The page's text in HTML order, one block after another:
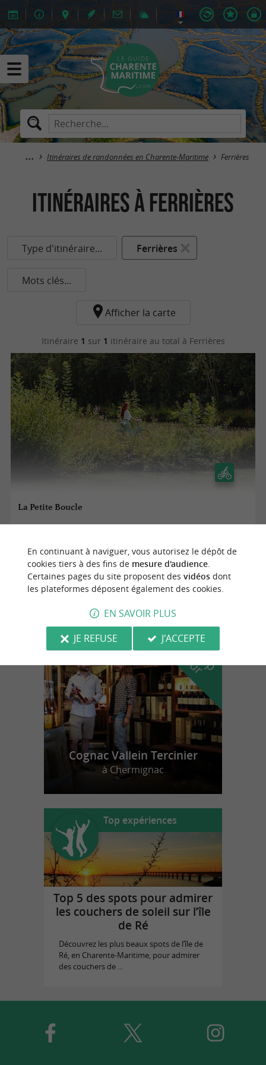
Itinéraires de randonnées en Charente-Maritime Ferrières
itinéraires à Ferrières
Type d'itinéraire... Ferrières
Mots clés...
Afficher la carte
Itinéraire 1 sur 1 itinéraire au total à Ferrières
La Petite Boucle
Ferrières
20,8 km
n
o
t
r
e
c
o
u
p
d
e
c
o
e
u
r
Cognac Vallein Tercinier
à Chermignac
Top expériences
Top 5 des spots pour admirer
les couchers de soleil sur l’île
de Ré
Découvrez les plus beaux spots de l’île de
Ré, en Charente-Maritime, pour admirer
des couchers de ...
En continuant à naviguer, vous autorisez le dépôt de
cookies tiers à des fins de mesure d'audience.
Certaines pages du site proposent des vidéosdont
les plateformes déposent également des cookies.
EN SAVOIR PLUS
JE REFUSE
J'ACCEPTE